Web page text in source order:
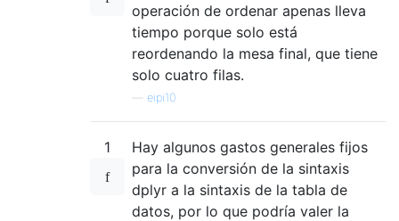
operación de ordenar apenas lleva
tiempo porque solo está
reordenando la mesa final, que tiene
solo cuatro filas.
eipi10
1
Hay algunos gastos generales fijos
para la conversión de la sintaxis
dplyr a la sintaxis de la tabla de
datos, por lo que podría valer la